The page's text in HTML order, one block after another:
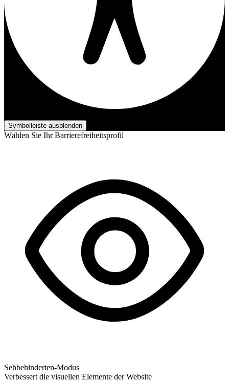
Symbolleiste ausblenden
Wählen Sie Ihr Barrierefreiheitsprofil
Sehbehinderten-Modus
Verbessert die visuellen Elemente der Website